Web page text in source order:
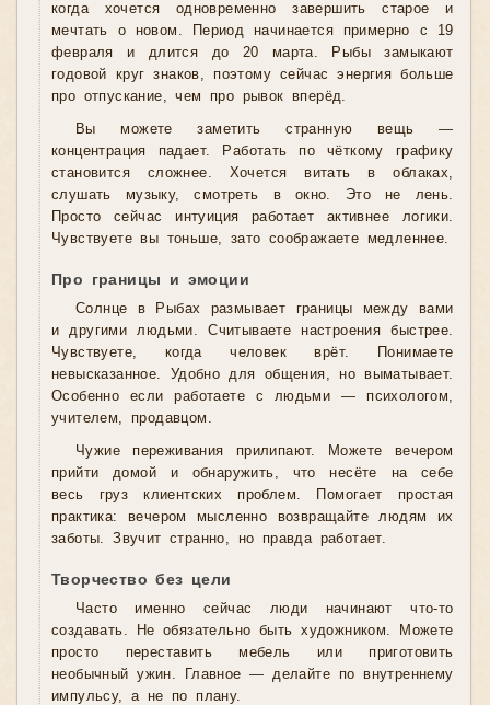
когда хочется одновременно завершить старое и
мечтать о новом. Период начинается примерно с 19
февраля и длится до 20 марта. Рыбы замыкают
годовой круг знаков, поэтому сейчас энергия больше
про отпускание, чем про рывок вперёд.
Вы можете заметить странную вещь —
концентрация падает. Работать по чёткому графику
становится сложнее. Хочется витать в облаках,
слушать музыку, смотреть в окно. Это не лень.
Просто сейчас интуиция работает активнее логики.
Чувствуете вы тоньше, зато соображаете медленнее.
Про границы и эмоции
Солнце в Рыбах размывает границы между вами
и другими людьми. Считываете настроения быстрее.
Чувствуете, когда человек врёт. Понимаете
невысказанное. Удобно для общения, но выматывает.
Особенно если работаете с людьми — психологом,
учителем, продавцом.
Чужие переживания прилипают. Можете вечером
прийти домой и обнаружить, что несёте на себе
весь груз клиентских проблем. Помогает простая
практика: вечером мысленно возвращайте людям их
заботы. Звучит странно, но правда работает.
Творчество без цели
Часто именно сейчас люди начинают что-то
создавать. Не обязательно быть художником. Можете
просто переставить мебель или приготовить
необычный ужин. Главное — делайте по внутреннему
импульсу, а не по плану.